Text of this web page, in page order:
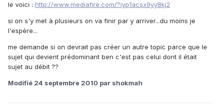
le voici : http://www.mediafire.com/?iyp1acsx9yy8kj2
si on s'y met à plusieurs on va finir par y arriver...du moins je
l'espère...
me demande si on devrait pas créer un autre topic parce que le
sujet qui devient prédominant ben c'est pas celui dont il était
sujet au débit ??
Modifié 24 septembre 2010 par shokmah